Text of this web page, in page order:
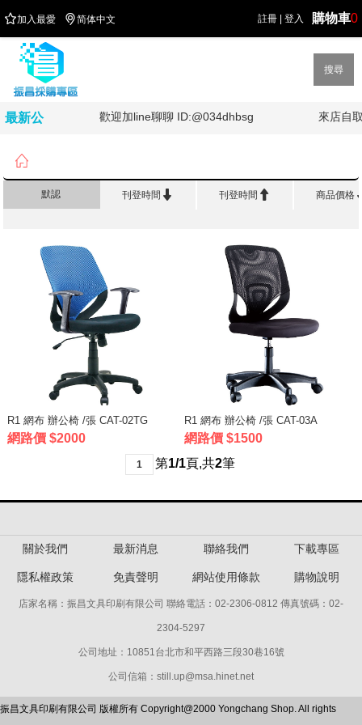
註冊 登入 購物車0
加入最愛 简体中文
搜尋
最新公
油!!!! 歡迎加line聊聊 ID:@034dhbsg 來店自

默認 刊登時間  刊登時間  商品價格
R1 網布 辦公椅 /張 CAT-02TG
網路價 $2000
R1 網布 辦公椅 /張 CAT-03A
網路價 $1500
1 第1/1頁,共2筆
關於我們 最新消息 聯絡我們 下載專區
隱私權政策 免責聲明 網站使用條款 購物說明
店家名稱：振昌文具印刷有限公司 聯絡電話：02-2306-0812 傳真號碼：02-
2304-5297
公司地址：10851台北市和平西路三段30巷16號
公司信箱：still.up@msa.hinet.net
振昌文具印刷有限公司 版權所有 Copyright@2000 Yongchang Shop. All rights